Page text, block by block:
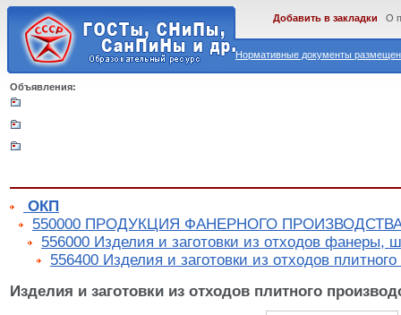
Нормативные документы
Добавить в закладки О
Объявления:
ОКП
550000 ПРОДУКЦИЯ ФАНЕРНОГО
556000 Изделия и заготовки из отходов фанеры,
556400 Изделия и заготовки из отходов
Изделия и заготовки из отходов плитного